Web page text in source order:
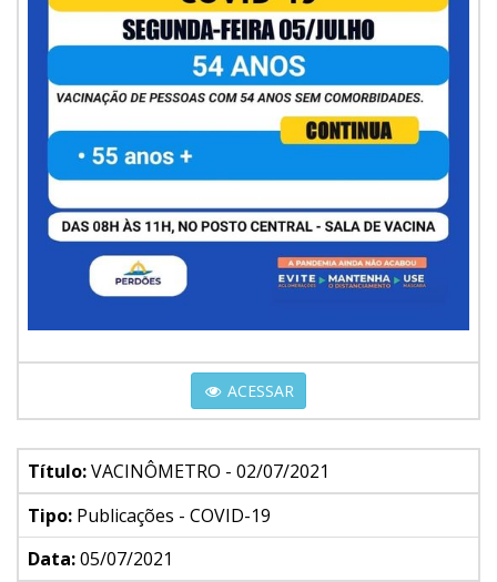
ACESSAR
Título:VACINÔMETRO - 02/07/2021
Tipo: Publicações - COVID-19
Data:05/07/2021